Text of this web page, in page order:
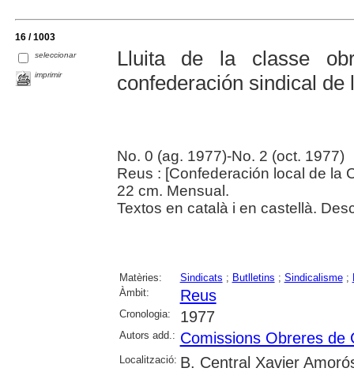
16 / 1003
seleccionar
imprimir
Lluita de la classe
confederación sindical de
No. 0 (ag. 1977)-No. 2 (oct. 1977)
Reus : [Confederación local de la
22 cm. Mensual.
Textos en català i en castellà.
Matèries: Sindicats ; Butlletins ; Sindicalisme;
Àmbit:
Reus
Cronologia: 1977
Autors add.: Comissions Obreres de
Localització: B. Central Xavier